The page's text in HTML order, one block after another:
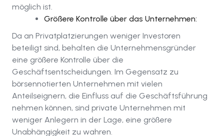
möglich ist.
Größere Kontrolle über das Unternehmen:
Da an Privatplatzierungen weniger Investoren
beteiligt sind, behalten die Unternehmensgründer
eine größere Kontrolle über die
Geschäftsentscheidungen. Im Gegensatz zu
börsennotierten Unternehmen mit vielen
Anteilseignern, die Einfluss auf die Geschäftsführung
nehmen können, sind private Unternehmen mit
weniger Anlegern in der Lage, eine größere
Unabhängigkeit zu wahren.